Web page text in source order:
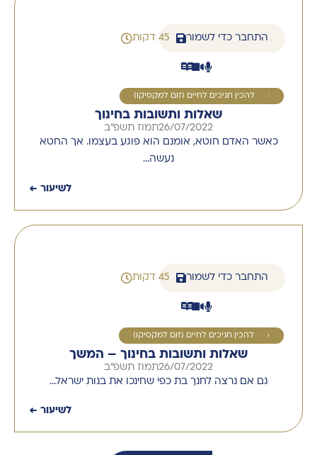
התחבר כדי לשמור 45 דקות
5 להכין חניכים לחיים (זום למקסיקו)
שאלות ותשובות בחינוך
26/07/2022תמוז תשפ"ב
כאשר האדם חוטא, אומנם הוא פוגע בעצמו. אך החטא
נעשה…
לשיעור ←
התחבר כדי לשמור 45 דקות
6 להכין חניכים לחיים (זום למקסיקו)
שאלות ותשובות בחינוך – המשך
26/07/2022תמוז תשפ"ב
גם אם נרצה לחנך בת כפי שחינכו את בנות ישראל…
לשיעור ←